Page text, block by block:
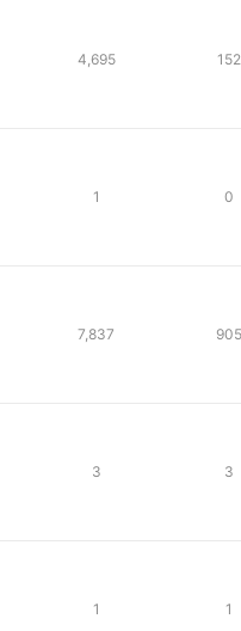
4,695 152
1 0
7,837 905
3 3
1 1